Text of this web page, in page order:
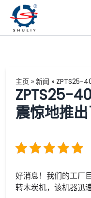
主页 » 新闻 » ZPTS25-
ZPTS25-
震惊地推
好消息！我们的工厂
转木炭机，该机器迅